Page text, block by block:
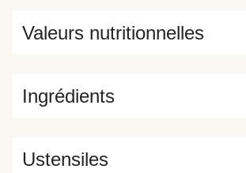
Ingrédients
Valeurs nutritionnelles
Ustensiles